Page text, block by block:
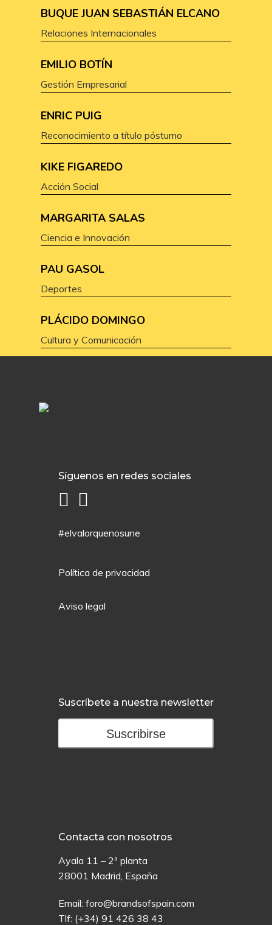
BUQUE JUAN SEBASTIÁN ELCANO
Relaciones Internacionales
EMILIO BOTÍN
Gestión Empresarial
ENRIC PUIG
Reconocimiento a título póstumo
KIKE FIGAREDO
Acción Social
MARGARITA SALAS
Ciencia e Innovación
PAU GASOL
Deportes
PLÁCIDO DOMINGO
Cultura y Comunicación
Síguenos en redes sociales
#elvalorquenosune
Política de privacidad
Aviso legal
Suscríbete a nuestra newsletter
Suscribirse
Contacta con nosotros
Ayala 11 – 2ª planta
28001 Madrid, España
Email: foro@brandsofspain.com
Tlf: (+34) 91 426 38 43